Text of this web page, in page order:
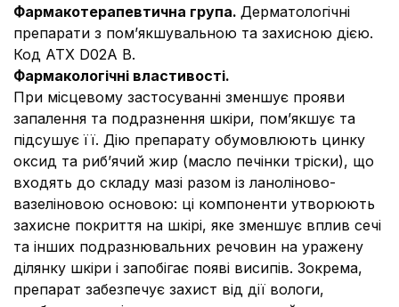
Фармакотерапевтична група. Дерматологічні
препарати з пом’якшувальною та захисною дією.
Код АТХ D02A B.
Фармакологічні властивості.
При місцевому застосуванні зменшує прояви
запалення та подразнення шкіри, пом’якшує та
підсушує її. Дію препарату обумовлюють цинку
оксид та риб’ячий жир (масло печінки тріски), що
входять до складу мазі разом із ланоліново-
вазеліновою основою: ці компоненти утворюють
захисне покриття на шкірі, яке зменшує вплив сечі
та інших подразнювальних речовин на уражену
ділянку шкіри і запобігає появі висипів. Зокрема,
препарат забезпечує захист від дії вологи,